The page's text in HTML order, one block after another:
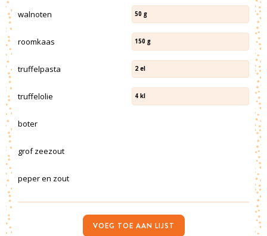
walnoten 50 g
roomkaas 150 g
truffelpasta 2 el
truffelolie 4 kl
boter
grof zeezout
peper en zout
VOEG TOE AAN LIJST